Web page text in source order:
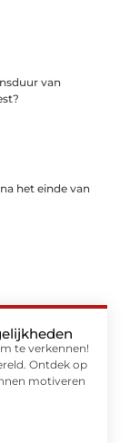
van
het einde van
te verkennen!
Ontdek op
motiveren